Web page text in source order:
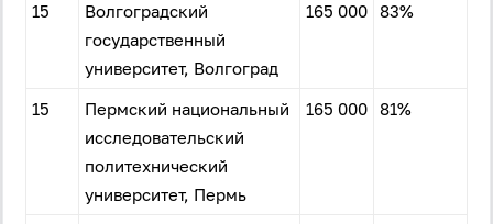
15
Волгоградский
государственный
университет, Волгоград
165 000 83%
15
Пермский национальный
исследовательский
политехнический
университет, Пермь
165 000 81%